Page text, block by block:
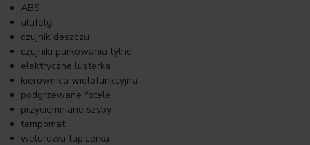
ABS
alufelgi
czujnik deszczu
czujniki parkowania tylne
elektryczne lusterka
kierownica wielofunkcyjna
podgrzewane fotele
przyciemniane szyby
tempomat
welurowa tapicerka